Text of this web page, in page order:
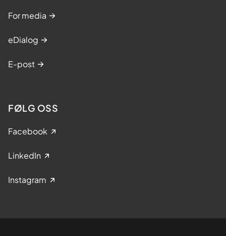
For media
eDialog
E-post
FØLG OSS
Facebook
LinkedIn
Instagram